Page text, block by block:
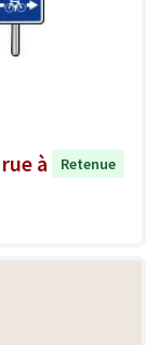
à
Retenue